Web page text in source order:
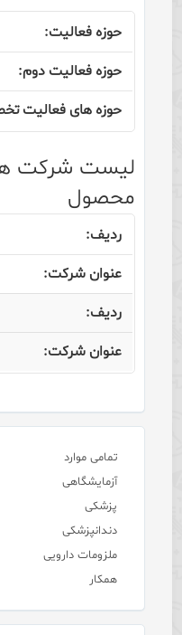
لیست شرکت
محصول
تمامی موارد
آزمایشگاهی
پزشکی
دندانپزشکی
ملزومات دارویی
همکار